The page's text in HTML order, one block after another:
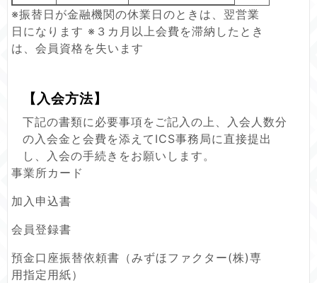
※振替日が金融機関の休業日のときは、翌営業
日になります ※３カ月以上会費を滞納したとき
は、会員資格を失います
【入会方法】
下記の書類に必要事項をご記入の上、入会人数分
の入会金と会費を添えてICS事務局に直接提出
し、入会の手続きをお願いします。
事業所カード
加入申込書
会員登録書
預金口座振替依頼書（みずほファクター(株)専
用指定用紙）